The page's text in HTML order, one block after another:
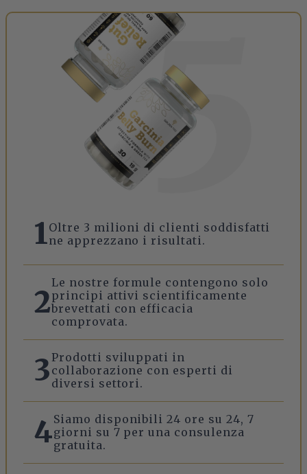
1Oltre 3 milioni di clienti soddisfatti
ne apprezzano i risultati.
2
Le nostre formule contengono solo
principi attivi scientificamente
brevettati con efficacia
comprovata.
3 Prodotti sviluppati in
collaborazione con esperti di
diversi settori.
4Siamo disponibili 24 ore su 24, 7
giorni su 7 per una consulenza
gratuita.